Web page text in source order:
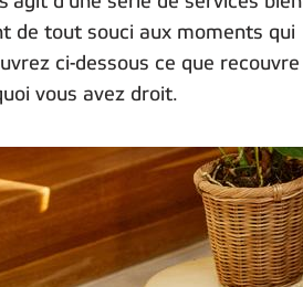
de tout souci aux moments qui
ci-dessous ce que recouvre
vous avez droit.